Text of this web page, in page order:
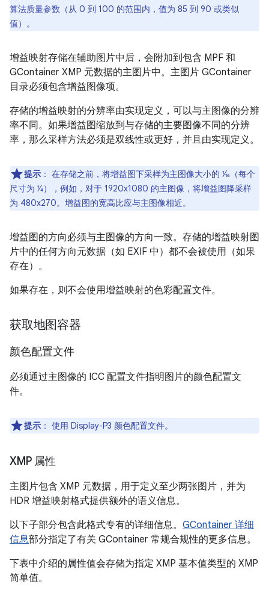
算法质量参数（从 0 到 100 的范围内，值为 85 到 90 或类似
值）。
增益映射存储在辅助图片中后，会附加到包含 MPF 和
GContainer XMP 元数据的主图片中。主图片 GContainer
目录必须包含增益图像项。
存储的增益映射的分辨率由实现定义，可以与主图像的分辨
率不同。如果增益图缩放到与存储的主要图像不同的分辨
率，那么采样方法必须是双线性或更好，并且由实现定义。
提示 ： 在存储之前，将增益图下采样为主图像大小的 1⁄16（每个
尺寸为 1⁄4），例如，对于 1920x1080 的主图像，将增益图降采样
为 480x270。增益图的宽高比应与主图像相近。
增益图的方向必须与主图像的方向一致。存储的增益映射图
片中的任何方向元数据（如 EXIF 中）都不会被使用（如果
存在）。
如果存在，则不会使用增益映射的色彩配置文件。
获取地图容器
颜色配置文件
必须通过主图像的 ICC 配置文件指明图片的颜色配置文
件。
提示 ： 使用 Display-P3 颜色配置文件。
XMP 属性
主图片包含 XMP 元数据，用于定义至少两张图片，并为
HDR 增益映射格式提供额外的语义信息。
以下子部分包含此格式专有的详细信息。 GContainer 详细
信息部分指定了有关 GContainer 常规合规性的更多信息。
下表中介绍的属性值会存储为指定 XMP 基本值类型的 XMP
简单值。